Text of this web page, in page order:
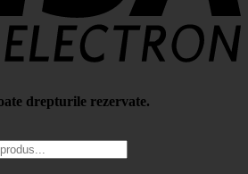
drepturile rezervate.